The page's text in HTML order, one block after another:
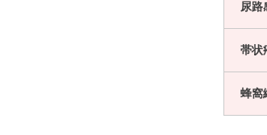
尿路
帯状
蜂窩